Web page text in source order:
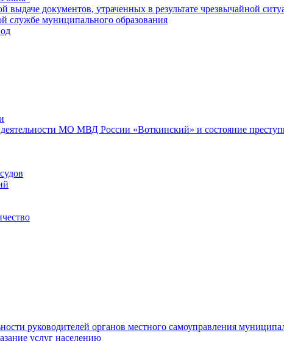
выдаче документов, утраченных в результате чрезвычайной
службе муниципального образования
МО МВД России «Воткинский» и состояние
руководителей органов местного самоуправления
услуг населению